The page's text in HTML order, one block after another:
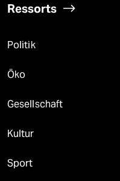
Ressorts
Politik
Öko
Gesellschaft
Kultur
Sport